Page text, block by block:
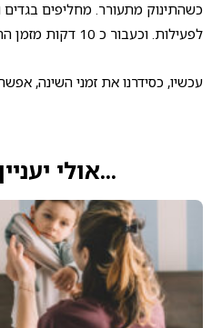
כשהתינוק מתעורר. מחליפים בגדים
לפעילות. וכעבור כ 10 דקות מזמן ההתעוררות- מציעים ארוחה.
עכשיו, כסידרנו את זמני השינה,
...אולי